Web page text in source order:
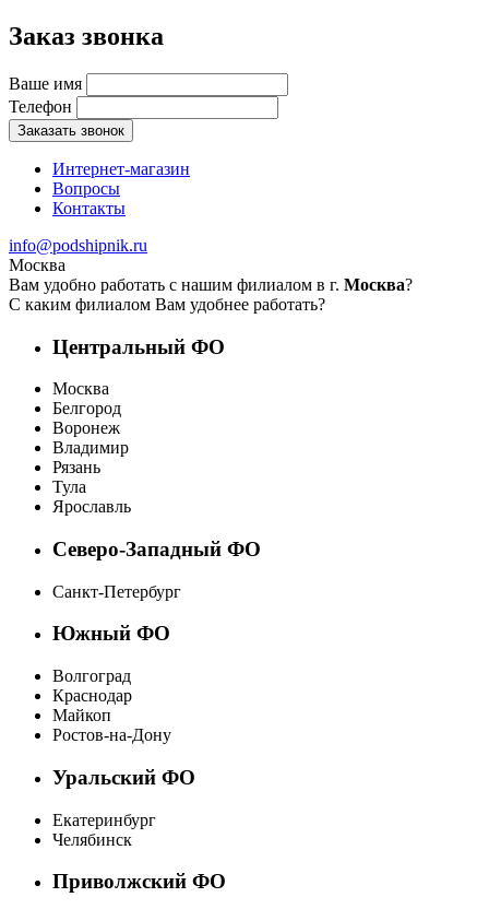
Заказ звонка
Ваше имя
Телефон
Заказать звонок
Интернет-магазин
Вопросы
Контакты
info@podshipnik.ru
Москва
Вам удобно работать с нашим филиалом в г. Москва?
С каким филиалом Вам удобнее работать?
Центральный ФО
Москва
Белгород
Воронеж
Владимир
Рязань
Тула
Ярославль
Северо-Западный ФО
Санкт-Петербург
Южный ФО
Волгоград
Краснодар
Майкоп
Ростов-на-Дону
Уральский ФО
Екатеринбург
Челябинск
Приволжский ФО